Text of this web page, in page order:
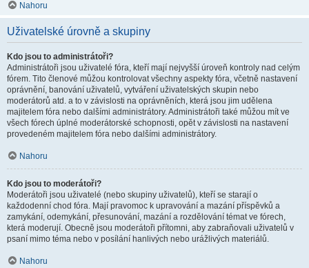
Nahoru
Uživatelské úrovně a skupiny
Kdo jsou to administrátoři?
Administrátoři jsou uživatelé fóra, kteří mají nejvyšší úroveň kontroly nad celým
fórem. Tito členové můžou kontrolovat všechny aspekty fóra, včetně nastavení
oprávnění, banování uživatelů, vytváření uživatelských skupin nebo
moderátorů atd. a to v závislosti na oprávněních, která jsou jim udělena
majitelem fóra nebo dalšími administrátory. Administrátoři také můžou mít ve
všech fórech úplné moderátorské schopnosti, opět v závislosti na nastavení
provedeném majitelem fóra nebo dalšími administrátory.
Nahoru
Kdo jsou to moderátoři?
Moderátoři jsou uživatelé (nebo skupiny uživatelů), kteří se starají o
každodenní chod fóra. Mají pravomoc k upravování a mazání příspěvků a
zamykání, odemykání, přesunování, mazání a rozdělování témat ve fórech,
která moderují. Obecně jsou moderátoři přítomni, aby zabraňovali uživatelů v
psaní mimo téma nebo v posílání hanlivých nebo urážlivých materiálů.
Nahoru